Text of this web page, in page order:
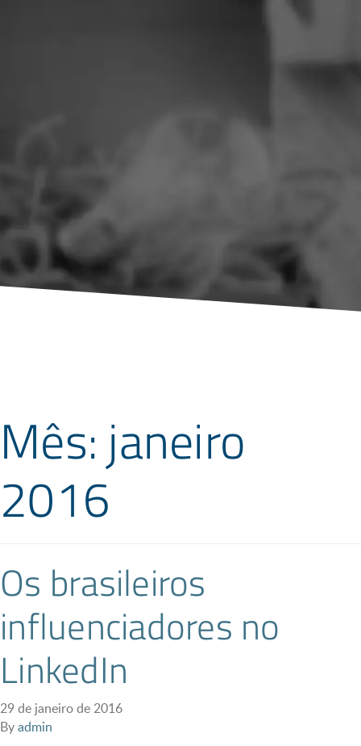
Mês: janeiro
2016
Os brasileiros
influenciadores no
LinkedIn
29 de janeiro de 2016
Byadmin